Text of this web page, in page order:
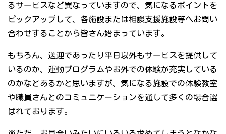
るサービスなど異なっていますので、気になるポイントを
ピックアップして、各施設または相談支援施設等へお問い
合わせすることから皆さん始まっています。
もちろん、送迎であったり平日以外もサービスを提供して
いるのか、運動プログラムやお外での体験が充実している
のかなどあるかと思いますが、気になる施設での体験教室
や職員さんとのコミュニケーションを通して多くの場合選
ばれております。